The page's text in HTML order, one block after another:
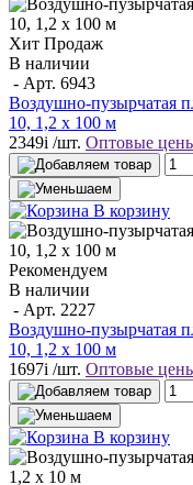
Хит Продаж
В наличии
- Арт. 6943
Воздушно-пузырчатая
10, 1,2 х 100 м
2349i /шт. Оптовые
В корзину
Рекомендуем
В наличии
- Арт. 2227
Воздушно-пузырчатая
10, 1,2 х 100 м
1697i /шт. Оптовые
В корзину